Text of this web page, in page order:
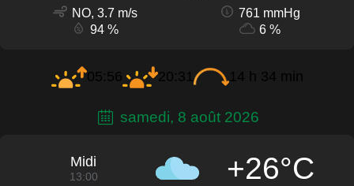
NO, 3.7 m/s
761 mmHg
94 %
6 %
05:56 20:31 14 h 34 min
samedi, 8 août 2026
Midi
13:00 +26°C